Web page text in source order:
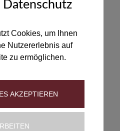
thesportgroup GmbH,
Datenschutz
Cookies, um Ihnen
Nutzererlebnis auf
zu ermöglichen.
AKZEPTIEREN